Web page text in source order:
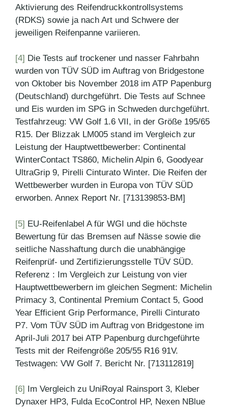
Aktivierung des Reifendruckkontrollsystems
(RDKS) sowie ja nach Art und Schwere der
jeweiligen Reifenpanne variieren.
[4] Die Tests auf trockener und nasser Fahrbahn
wurden von TÜV SÜD im Auftrag von Bridgestone
von Oktober bis November 2018 im ATP Papenburg
(Deutschland) durchgeführt. Die Tests auf Schnee
und Eis wurden im SPG in Schweden durchgeführt.
Testfahrzeug: VW Golf 1.6 VII, in der Größe 195/65
R15. Der Blizzak LM005 stand im Vergleich zur
Leistung der Hauptwettbewerber: Continental
WinterContact TS860, Michelin Alpin 6, Goodyear
UltraGrip 9, Pirelli Cinturato Winter. Die Reifen der
Wettbewerber wurden in Europa von TÜV SÜD
erworben. Annex Report Nr. [713139853-BM]
[5] EU-Reifenlabel A für WGI und die höchste
Bewertung für das Bremsen auf Nässe sowie die
seitliche Nasshaftung durch die unabhängige
Reifenprüf- und Zertifizierungsstelle TÜV SÜD.
Referenz : Im Vergleich zur Leistung von vier
Hauptwettbewerbern im gleichen Segment: Michelin
Primacy 3, Continental Premium Contact 5, Good
Year Efficient Grip Performance, Pirelli Cinturato
P7. Vom TÜV SÜD im Auftrag von Bridgestone im
April-Juli 2017 bei ATP Papenburg durchgeführte
Tests mit der Reifengröße 205/55 R16 91V.
Testwagen: VW Golf 7. Bericht Nr. [713112819]
[6]
Im Vergleich zu UniRoyal Rainsport 3, Kleber
Dynaxer HP3, Fulda EcoControl HP, Nexen NBlue